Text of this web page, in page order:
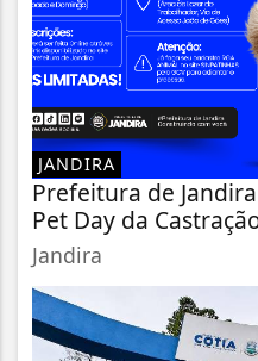
JANDIRA
Prefeitura de
Pet Day da
Jandira